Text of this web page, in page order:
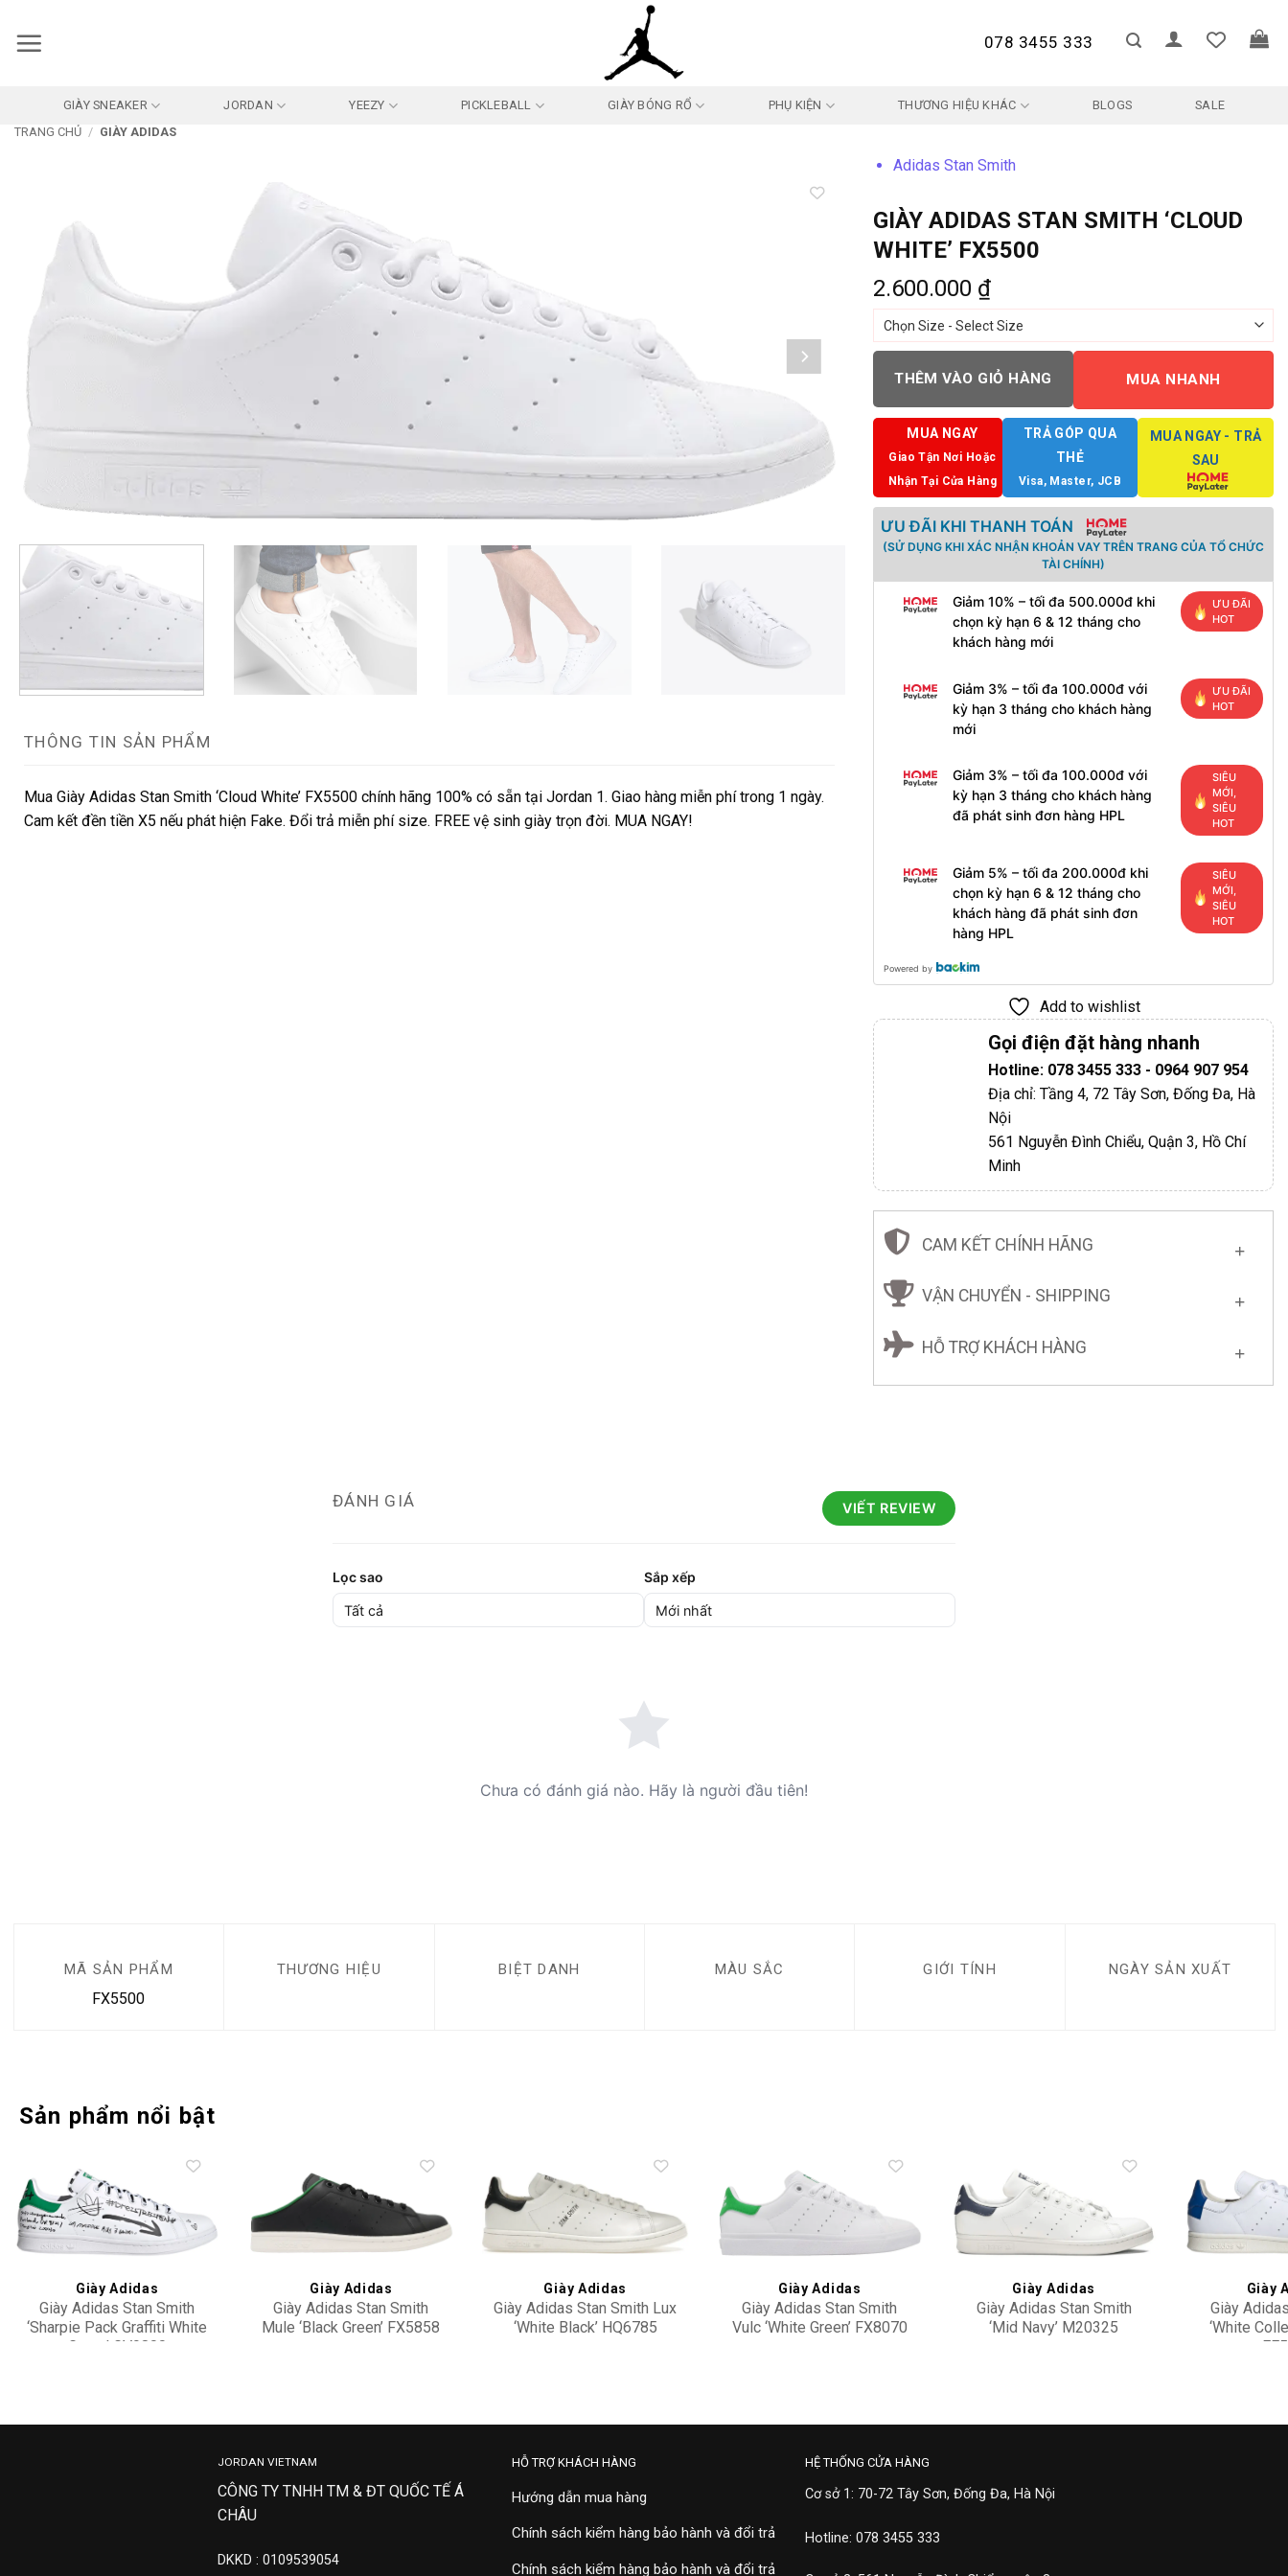
qua
078 3455 333
GIÀY SNEAKER JORDAN YEEZY PICKLEBALL GIÀY BÓNG RỔ PHỤ KIỆN THƯƠNG HIỆU KHÁC BLOGS
SALE
TRANG CHỦ / GIÀY ADIDAS
THÔNG TIN SẢN PHẨM
Mua Giày Adidas Stan Smith ‘Cloud White’ FX5500 chính hãng 100% có sẵn tại Jordan 1. Giao hàng miễn phí trong 1 ngày.
Cam kết đền tiền X5 nếu phát hiện Fake. Đổi trả miễn phí size. FREE vệ sinh giày trọn đời. MUA NGAY!
Adidas Stan Smith
GIÀY ADIDAS STAN SMITH ‘CLOUD
WHITE’ FX5500
2.600.000 ₫
THÊM VÀO GIỎ HÀNG MUA NHANH
MUA NGAY
Giao Tận Nơi Hoặc
Nhận Tại Cửa Hàng
TRẢ GÓP QUA
THẺ
Visa, Master, JCB
MUA NGAY - TRẢ
SAU
ƯU ĐÃI KHI THANH TOÁN
(SỬ DỤNG KHI XÁC NHẬN KHOẢN VAY TRÊN TRANG CỦA TỔ CHỨC
TÀI CHÍNH)
Giảm 10% – tối đa 500.000đ khi
chọn kỳ hạn 6 & 12 tháng cho
khách hàng mới
ƯU ĐÃI
HOT
Giảm 3% – tối đa 100.000đ với
kỳ hạn 3 tháng cho khách hàng
mới
ƯU ĐÃI
HOT
Giảm 3% – tối đa 100.000đ với
kỳ hạn 3 tháng cho khách hàng
đã phát sinh đơn hàng HPL
SIÊU
MỚI,
SIÊU
HOT
Giảm 5% – tối đa 200.000đ khi
chọn kỳ hạn 6 & 12 tháng cho
khách hàng đã phát sinh đơn
hàng HPL
SIÊU
MỚI,
SIÊU
HOT
Powered by
Add to wishlist
Gọi điện đặt hàng nhanh
Hotline: 078 3455 333 - 0964 907 954
Địa chỉ: Tầng 4, 72 Tây Sơn, Đống Đa, Hà
Nội
561 Nguyễn Đình Chiểu, Quận 3, Hồ Chí
Minh
CAM KẾT CHÍNH HÃNG
VẬN CHUYỂN - SHIPPING
HỖ TRỢ KHÁCH HÀNG
ĐÁNH GIÁ VIẾT REVIEW
Lọc sao Sắp xếp
Chưa có đánh giá nào. Hãy là người đầu tiên!
MÃ SẢN PHẨM
FX5500
THƯƠNG HIỆU BIỆT DANH MÀU SẮC GIỚI TÍNH NGÀY SẢN XUẤT
Sản phẩm nổi bật
Add to
wishlist
Giày Adidas
Giày Adidas Stan Smith
‘Sharpie Pack Graffiti White
Green’ GV9800
Add to
wishlist
Giày Adidas
Giày Adidas Stan Smith
Mule ‘Black Green’ FX5858
Add to
wishlist
Giày Adidas
Giày Adidas Stan Smith Lux
‘White Black’ HQ6785
Add to
Giày Adidas
Giày Adidas Stan Smith
Vulc ‘White Green’ FX8070
Add to
wishlist
Giày Adidas
Giày Adidas Stan Smith
‘Mid Navy’ M20325
Giày
Giày
‘White
JORDAN VIETNAM
CÔNG TY TNHH TM & ĐT QUỐC TẾ Á
CHÂU
DKKD : 0109539054
HỖ TRỢ KHÁCH HÀNG
Hướng dẫn mua hàng
Chính sách kiểm hàng bảo hành và đổi trả
Chính sách kiểm hàng bảo hành và đổi trả
HỆ THỐNG CỬA HÀNG
Cơ sở 1: 70-72 Tây Sơn, Đống Đa, Hà Nội
Hotline: 078 3455 333